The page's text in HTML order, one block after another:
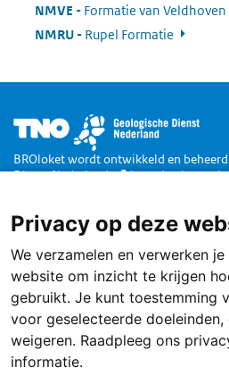
NMVE
Formatie van Veldhoven
NMRU
Rupel Formatie
Afbeelding
BROloket wordt ontwikkeld en
Dienst Nederland
in opdracht van
Doe mee
Dankzij de Wet Basisregistratie
gegevens van de Nederlandse
Ook jij kunt daarbij helpen
Service
Terugmelden
Privacy op deze
We verzamelen en verwerken
website om inzicht te krijgen
gebruikt. Je kunt toestemming
voor geselecteerde
weigeren. Raadpleeg ons
informatie.